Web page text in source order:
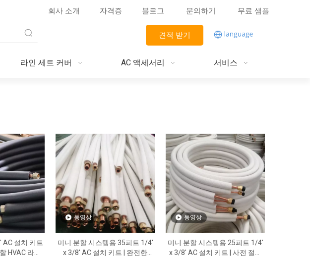
회사 소개 자격증 블로그 문의하기 무료 샘플
견적 받기
라인 세트 커버 AC 액세서리 서비스
설치 키트
HVAC 라인
동영상
미니 분할 시스템용 35피트 1/4'
x 3/8' AC 설치 키트 | 완전한
동영상
미니 분할 시스템용 25피트 1/4'
x 3/8' AC 설치 키트 | 사전 절연